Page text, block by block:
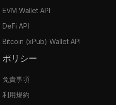
EVM Wallet API
DeFi API
Bitcoin (xPub) Wallet API
ポリシー
免責事項
利用規約